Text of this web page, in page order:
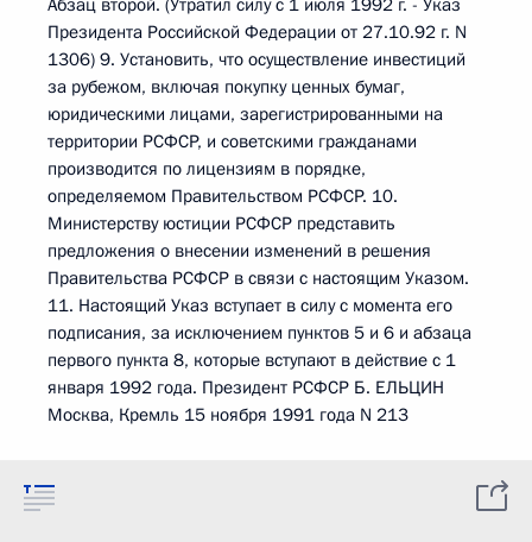
Абзац второй. (Утратил силу с 1 июля 1992 г. - Указ
Президента Российской Федерации от 27.10.92 г. N
1306) 9. Установить, что осуществление инвестиций
за рубежом, включая покупку ценных бумаг,
юридическими лицами, зарегистрированными на
территории РСФСР, и советскими гражданами
производится по лицензиям в порядке,
определяемом Правительством РСФСР. 10.
Министерству юстиции РСФСР представить
предложения о внесении изменений в решения
Правительства РСФСР в связи с настоящим Указом.
11. Настоящий Указ вступает в силу с момента его
подписания, за исключением пунктов 5 и 6 и абзаца
первого пункта 8, которые вступают в действие с 1
января 1992 года. Президент РСФСР Б. ЕЛЬЦИН
Москва, Кремль 15 ноября 1991 года N 213